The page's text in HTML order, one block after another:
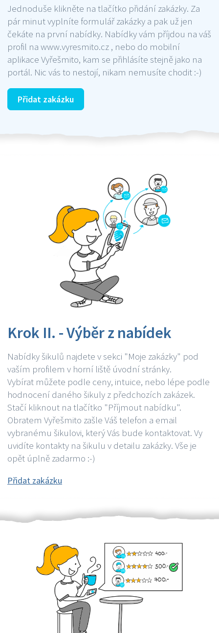
Jednoduše klikněte na tlačítko přidání zakázky. Za
pár minut vyplníte formulář zakázky a pak už jen
čekáte na první nabídky. Nabídky vám příjdou na váš
profil na www.vyresmito.cz , nebo do mobilní
aplikace Vyřešmito, kam se přihlásíte stejně jako na
portál. Nic vás to nestojí, nikam nemusíte chodit :-)
Přidat zakázku
Krok II. - Výběr z nabídek
Nabídky šikulů najdete v sekci "Moje zakázky" pod
vaším profilem v horní liště úvodní stránky.
Vybírat můžete podle ceny, intuice, nebo lépe podle
hodnocení daného šikuly z předchozích zakázek.
Stačí kliknout na tlačítko "Příjmout nabídku".
Obratem Vyřešmito zašle Váš telefon a email
vybranému šikulovi, který Vás bude kontaktovat. Vy
uvidíte kontakty na šikulu v detailu zakázky. Vše je
opět úplně zadarmo :-)
Přidat zakázku